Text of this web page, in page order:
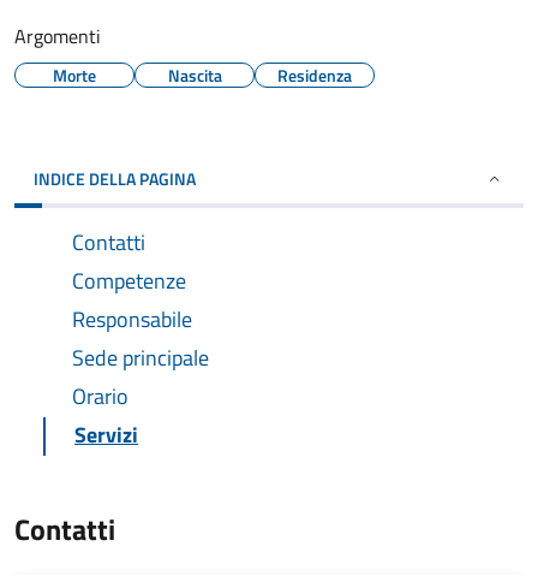
Argomenti
Morte Nascita Residenza
INDICE DELLA PAGINA
Contatti
Competenze
Responsabile
Sede principale
Orario
Servizi
Contatti